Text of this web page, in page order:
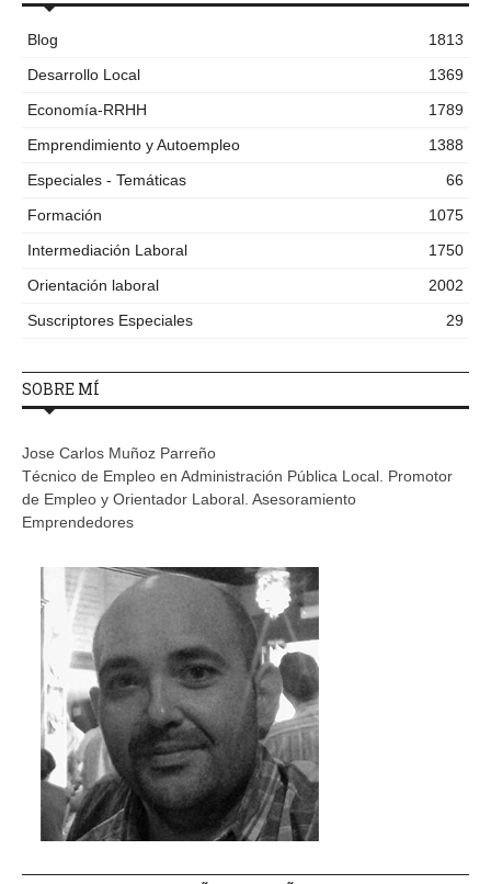
Blog
1813
Desarrollo Local
1369
Economía-RRHH
1789
Emprendimiento y Autoempleo
1388
Especiales - Temáticas
66
Formación
1075
Intermediación Laboral
1750
Orientación laboral
2002
Suscriptores Especiales
29
SOBRE MÍ
Jose Carlos Muñoz Parreño
Técnico de Empleo en Administración Pública Local. Promotor
de Empleo y Orientador Laboral. Asesoramiento
Emprendedores